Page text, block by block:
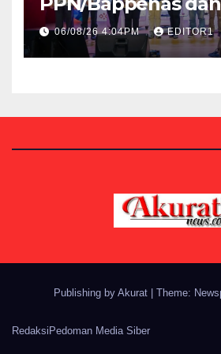
Kemenbud Bakal
Talen Fest 2026
06/08/26 4:04PM EDITOR1
Publishing by Akurat Theme:
Redaksi Pedoman Media Siber